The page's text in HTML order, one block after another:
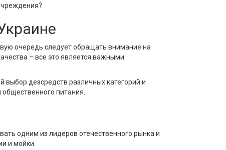
очередь следует обращать внимание на
– все это является важными
дезсредств различных категорий и
питания.
одним из лидеров отечественного рынка и
и мойки.